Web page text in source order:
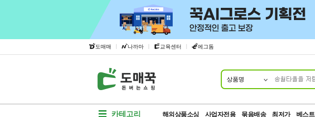
도매매 | 나까마 | 교육센터 | 에그돔
상품명
카테고리 해외상품소싱 사업자전용 묶음배송 최저가 베스트